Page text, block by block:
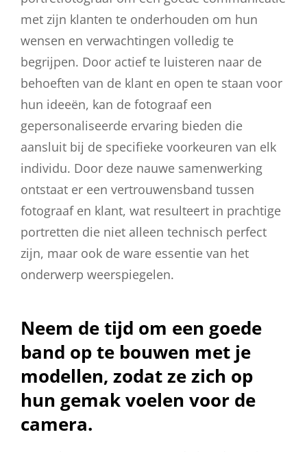
met zijn klanten te onderhouden om hun
wensen en verwachtingen volledig te
begrijpen. Door actief te luisteren naar de
behoeften van de klant en open te staan voor
hun ideeën, kan de fotograaf een
gepersonaliseerde ervaring bieden die
aansluit bij de specifieke voorkeuren van elk
individu. Door deze nauwe samenwerking
ontstaat er een vertrouwensband tussen
fotograaf en klant, wat resulteert in prachtige
portretten die niet alleen technisch perfect
zijn, maar ook de ware essentie van het
onderwerp weerspiegelen.
Neem de tijd om een goede
band op te bouwen met je
modellen, zodat ze zich op
hun gemak voelen voor de
camera.